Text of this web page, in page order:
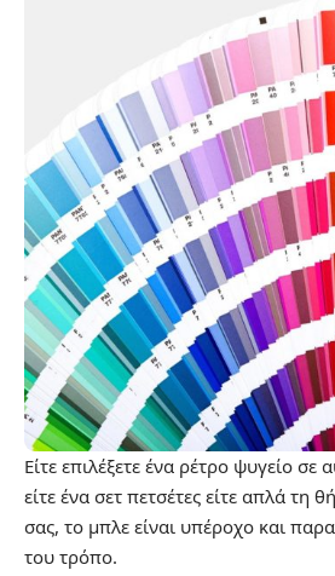
Είτε επιλέξετε ένα ρέτρο ψυγείο
είτε ένα σετ πετσέτες είτε απλά τη
σας, το μπλε είναι υπέροχο και
του τρόπο.